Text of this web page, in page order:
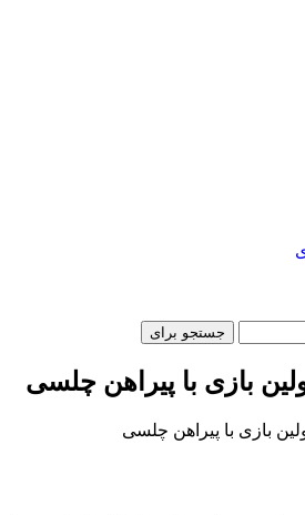
جستجو برای
بازی با پیراهن چلسی